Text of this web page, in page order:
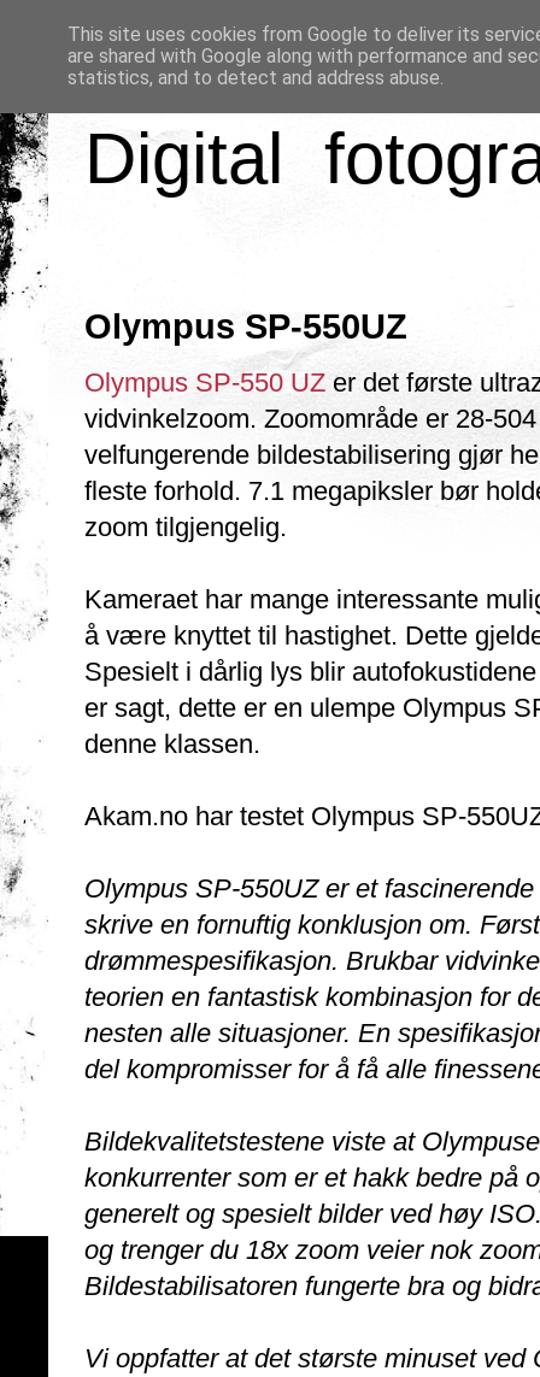
Digital
Olympus SP-550UZ
Olympus SP-550 UZ er det første
vidvinkelzoom. Zoomområde er 28-
velfungerende bildestabilisering gjør
fleste forhold. 7.1 megapiksler bør
zoom tilgjengelig.
Kameraet har mange interessante
å være knyttet til hastighet. Dette
Spesielt i dårlig lys blir
er sagt, dette er en ulempe Olympus
denne klassen.
Akam.no har testet Olympus SP-
Olympus SP-550UZ er et
skrive en fornuftig konklusjon om.
drømmespesifikasjon. Brukbar
teorien en fantastisk kombinasjon for
nesten alle situasjoner. En
del kompromisser for å få alle
Bildekvalitetstestene viste at
konkurrenter som er et hakk bedre på
generelt og spesielt bilder ved høy
og trenger du 18x zoom veier nok
Bildestabilisatoren fungerte bra og
Vi oppfatter at det største minuset
This site uses cookies from Google to deliver its
are shared with Google along with performance and
statistics, and to detect and address abuse.